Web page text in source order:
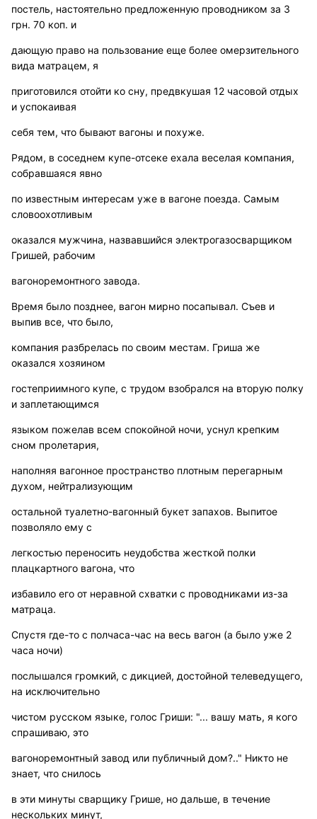
постель, настоятельно предложенную проводником за 3
грн. 70 коп. и
дающую право на пользование еще более омерзительного
вида матрацем, я
приготовился отойти ко сну, предвкушая 12 часовой отдых
и успокаивая
себя тем, что бывают вагоны и похуже.
Рядом, в соседнем купе-отсеке ехала веселая компания,
собравшаяся явно
по известным интересам уже в вагоне поезда. Самым
словоохотливым
оказался мужчина, назвавшийся электрогазосварщиком
Гришей, рабочим
вагоноремонтного завода.
Время было позднее, вагон мирно посапывал. Съев и
выпив все, что было,
компания разбрелась по своим местам. Гриша же
оказался хозяином
гостеприимного купе, с трудом взобрался на вторую полку
и заплетающимся
языком пожелав всем спокойной ночи, уснул крепким
сном пролетария,
наполняя вагонное пространство плотным перегарным
духом, нейтрализующим
остальной туалетно-вагонный букет запахов. Выпитое
позволяло ему с
легкостью переносить неудобства жесткой полки
плацкартного вагона, что
избавило его от неравной схватки с проводниками из-за
матраца.
Спустя где-то с полчаса-час на весь вагон (а было уже 2
часа ночи)
послышался громкий, с дикцией, достойной телеведущего,
на исключительно
чистом русском языке, голос Гриши: "... вашу мать, я кого
спрашиваю, это
вагоноремонтный завод или публичный дом?.." Никто не
знает, что снилось
в эти минуты сварщику Грише, но дальше, в течение
нескольких минут,